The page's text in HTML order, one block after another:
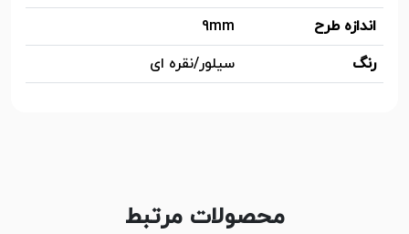
اندازه طرح
9mm
رنگ
سیلور/نقره ای
محصولات مرتبط